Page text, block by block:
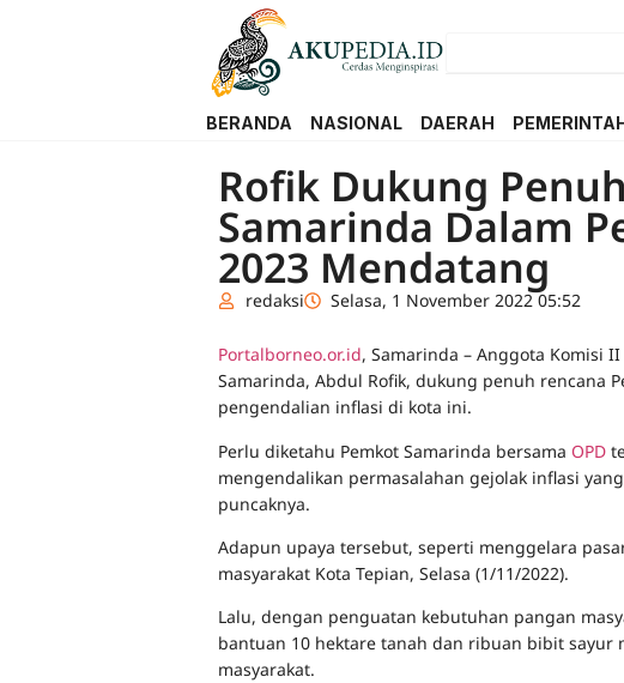
BERANDA NASIONAL DAERAH
Rofik Dukung
Samarinda Dalam
2023 Mendatang
redaksi Selasa, 1 November 2022 05:52
Portalborneo.or.id, Samarinda – Anggota Komisi
Samarinda, Abdul Rofik, dukung penuh rencana
pengendalian inflasi di kota ini.
Perlu diketahu Pemkot Samarinda bersama OPD
mengendalikan permasalahan gejolak inflasi
puncaknya.
Adapun upaya tersebut, seperti menggelara
masyarakat Kota Tepian, Selasa (1/11/2022).
Lalu, dengan penguatan kebutuhan pangan
bantuan 10 hektare tanah dan ribuan bibit
masyarakat.